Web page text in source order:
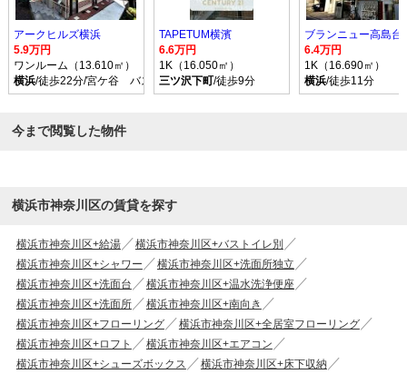
アークヒルズ横浜
5.9万円
ワンルーム（13.610㎡）
横浜/徒歩22分/宮ケ谷 バス乗車時間11分 停歩3分
TAPETUM横濱
6.6万円
1K（16.050㎡）
三ツ沢下町/徒歩9分
ブランニュー高島台
6.4万円
1K（16.690㎡）
横浜/徒歩11分
今まで閲覧した物件
横浜市神奈川区の賃貸を探す
横浜市神奈川区+給湯
横浜市神奈川区+バストイレ別
横浜市神奈川区+シャワー
横浜市神奈川区+洗面所独立
横浜市神奈川区+洗面台
横浜市神奈川区+温水洗浄便座
横浜市神奈川区+洗面所
横浜市神奈川区+南向き
横浜市神奈川区+フローリング
横浜市神奈川区+全居室フローリング
横浜市神奈川区+ロフト
横浜市神奈川区+エアコン
横浜市神奈川区+シューズボックス
横浜市神奈川区+床下収納